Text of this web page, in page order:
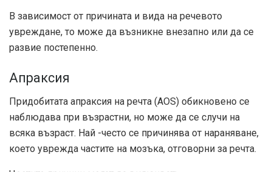
В зависимост от причината и вида на речевото
увреждане, то може да възникне внезапно или да се
развие постепенно.
Апраксия
Придобитата апраксия на речта (AOS) обикновено се
наблюдава при възрастни, но може да се случи на
всяка възраст. Най -често се причинява от нараняване,
което уврежда частите на мозъка, отговорни за речта.